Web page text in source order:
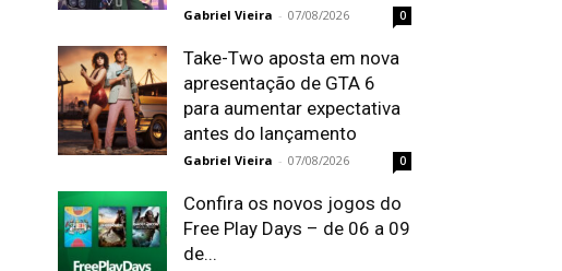
Gabriel Vieira - 07/08/2026 0
Take-Two aposta em nova
apresentação de GTA 6
para aumentar expectativa
antes do lançamento
Gabriel Vieira - 07/08/2026 0
Confira os novos jogos do
Free Play Days – de 06 a 09
de...